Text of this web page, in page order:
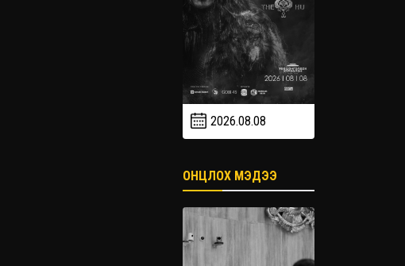
2026.08.08
ОНЦЛОХ МЭДЭЭ